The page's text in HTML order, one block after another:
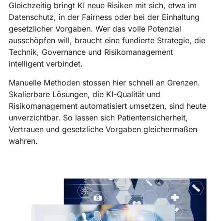
Gleichzeitig bringt KI neue Risiken mit sich, etwa im
Datenschutz, in der Fairness oder bei der Einhaltung
gesetzlicher Vorgaben. Wer das volle Potenzial
ausschöpfen will, braucht eine fundierte Strategie, die
Technik, Governance und Risikomanagement
intelligent verbindet.
Manuelle Methoden stossen hier schnell an Grenzen.
Skalierbare Lösungen, die KI-Qualität und
Risikomanagement automatisiert umsetzen, sind heute
unverzichtbar. So lassen sich Patientensicherheit,
Vertrauen und gesetzliche Vorgaben gleichermaßen
wahren.